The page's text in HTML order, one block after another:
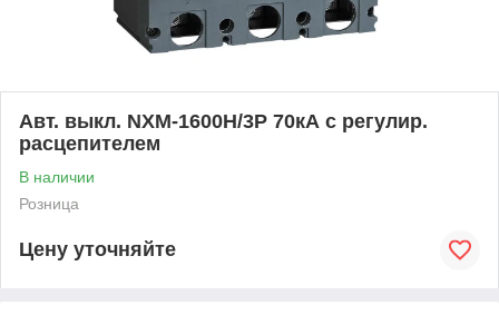
Авт. выкл. NXM-1600H/3P 70кА с регулир.
расцепителем
В наличии
Розница
Цену уточняйте